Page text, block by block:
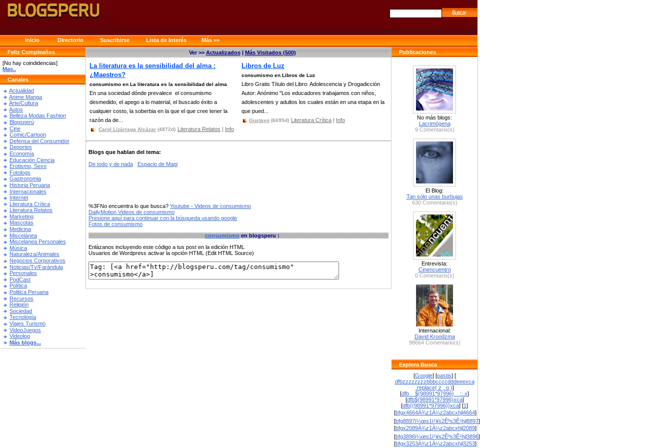
Inicio Directorio Suscribirse Lista de Interés
Más >>
Feliz Cumpleaños
[No hay coindidencias]
Mas..
Canales
Actualidad
Anime Manga
Arte/Cultura
Autos
Belleza Modas Fashion
Blogsperú
Cine
Comic/Cartoon
Defensa del Consumidor
Deportes
Economía
Educación Ciencia
Erotismo, Sexo
Fotologs
Gastronomia
Historia Peruana
Internacionales
Internet
Literatura Crítica
Literatura Relatos
Marketing
Mascotas
Medicina
Miscelánea
Miscelanea Personales
Música
Naturaleza/Animales
Negocios Corporativos
Noticias/Tv/Farándula
Personales
PodCast
Política
Politica Peruana
Recursos
Religión
Sociedad
Tecnología
Viajes Turismo
VideoJuegos
Videolog
Más blogs...
Publicaciones
No más blogs:
Lacrimógena
9 Comentario(s)
El Blog:
Tan sólo unas burbujas
630 Comentario(s)
Entrevista:
Cinencuentro
0 Comentario(s)
Internacional:
David Kroodzma
98664 Comentario(s)
Explora Busca
[Google] [pastis] [
dfbzzzzzzzzbbbccccdddeeexca
.replace( z , o )]
[dfb__${98991*97996}__::.x]
[dfb${98991*97996}xca]
[dfb{{98991*97996}}xca] [1]
[bfgx4664À¾z1À¼z2abcxhjl4664]
[bfg8897ï¼œs1ï¹¥s2Êºs3Ê¹hjl8897]
[bfgx2089À¾z1À¼z2abcxhjl2089]
[bfg3896ï¼œs1ï¹¥s2Êºs3Ê¹hjl3896]
[bfgx3253À¾z1À¼z2abcxhjl3253]
Ver >> Actualizados| Más Visitados (500)
La literatura es la sensibilidad del alma :
¿Maestros?
consumismo en La literatura es la sensibilidad del alma
En una sociedad dónde prevalece el consumismo
desmedido, el apego a lo material, el buscado éxito a
cualquier costo, la soberbia en la que el que cree tener la
razón da de...
Carol Lizárraga Alcázar (4872d) Literatura Relatos | Info
Libros de Luz
consumismo en Libros de Luz
Libro Gratis Título del Libro: Adolescencia y Drogadicción
Autor: Anónimo "Los educadores trabajamos con niños,
adolescentes y adultos los cuales están en una etapa en la
que pued...
Gustavo (6695d) Literatura Crítica | Info
Blogs que hablan del tema:
De todo y de nada
Espacio de Mapi
%3FNo encuentra lo que busca? Youtube - Videos de consumismo
DailyMotion Videos de consumismo
Presione aquí para continuar con la búsqueda usando google
Fotos de consumismo
consumismo en blogsperu :
Enlázanos incluyendo este código a tus post en la edición HTML
Usuarios de Wordpress activar la opción HTML (Edit HTML Source)